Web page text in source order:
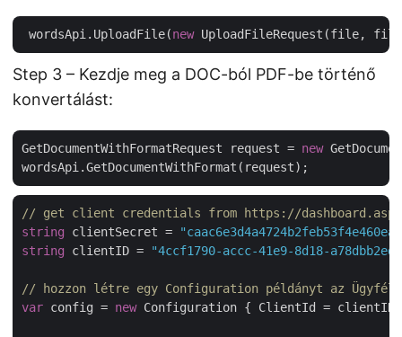
wordsApi.UploadFile(new UploadFileRequest(file,
Step 3 – Kezdje meg a DOC-ból PDF-be történő
konvertálást:
GetDocumentWithFormatRequest request = new
// get client credentials from https://
string clientSecret =
string clientID = "4ccf1790-accc-41e9-8d18-
// hozzon létre egy Configuration példányt az
var config = new Configuration { ClientId =